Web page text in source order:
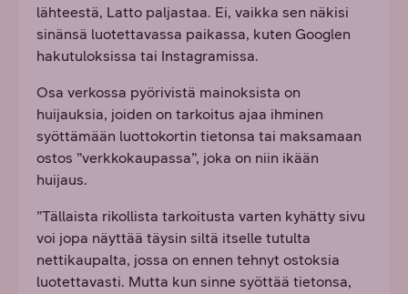
lähteestä, Latto paljastaa. Ei, vaikka sen näkisi
sinänsä luotettavassa paikassa, kuten Googlen
hakutuloksissa tai Instagramissa.
Osa verkossa pyörivistä mainoksista on
huijauksia, joiden on tarkoitus ajaa ihminen
syöttämään luottokortin tietonsa tai maksamaan
ostos ”verkkokaupassa”, joka on niin ikään
huijaus.
”Tällaista rikollista tarkoitusta varten kyhätty sivu
voi jopa näyttää täysin siltä itselle tutulta
nettikaupalta, jossa on ennen tehnyt ostoksia
luotettavasti. Mutta kun sinne syöttää tietonsa,